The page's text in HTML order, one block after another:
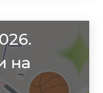
на